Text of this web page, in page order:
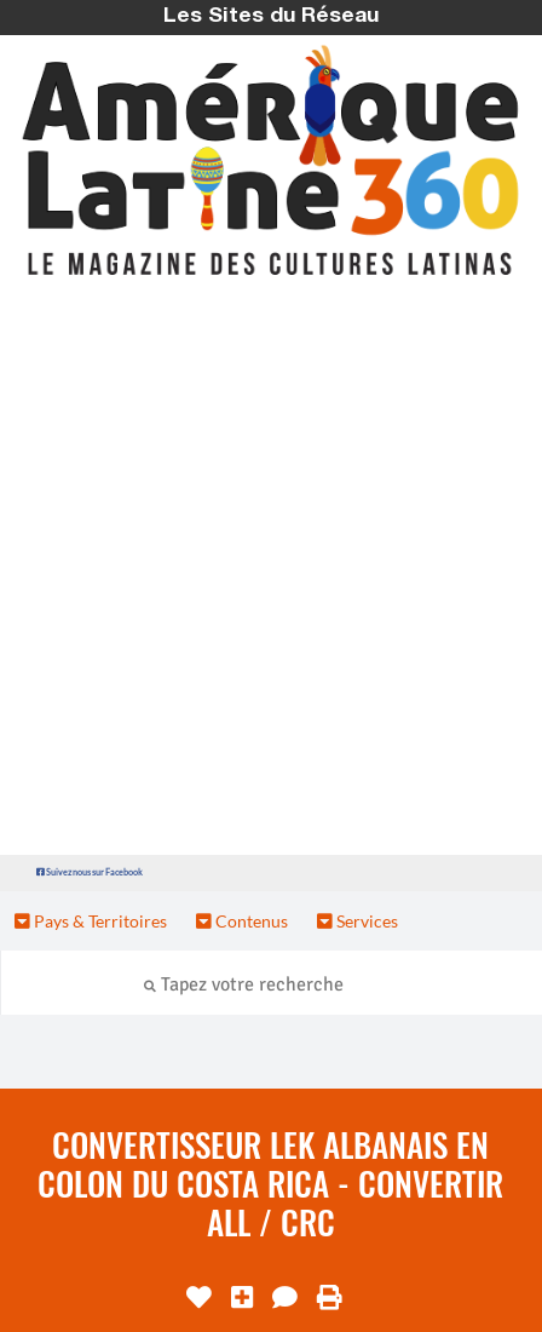
Les Sites du Réseau
Suivez nous sur Facebook
Pays & Territoires Contenus Services
CONVERTISSEUR LEK ALBANAIS EN
COLON DU COSTA RICA - CONVERTIR
ALL / CRC